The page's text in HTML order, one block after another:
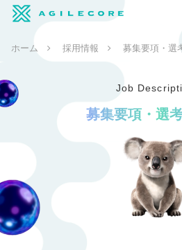
ホーム 採用情報 募集要項・選
Job
募集要項・選